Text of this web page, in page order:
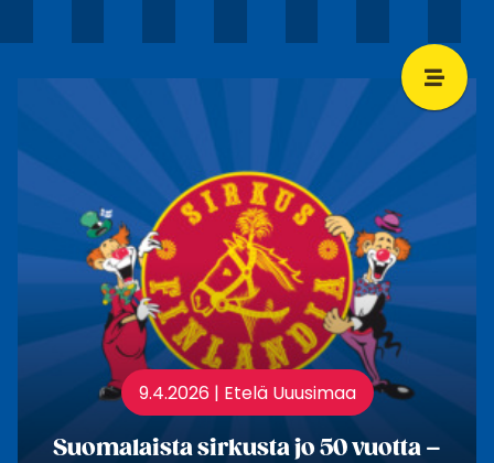
9.4.2026 | Etelä Uuusimaa
Suomalaista sirkusta jo 50 vuotta –